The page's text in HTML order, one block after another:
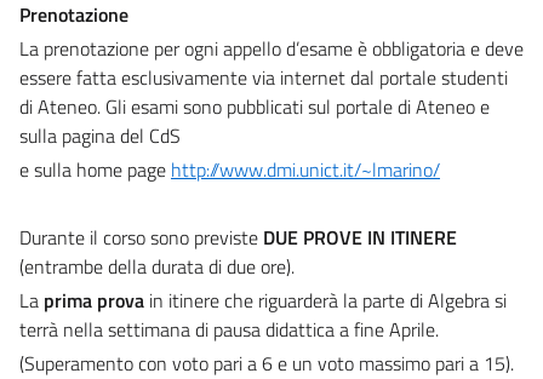
Prenotazione
La prenotazione per ogni appello d’esame è obbligatoria e deve
essere fatta esclusivamente via internet dal portale studenti
di Ateneo. Gli esami sono pubblicati sul portale di Ateneo e
sulla pagina del CdS
e sulla home page http://www.dmi.unict.it/~lmarino/
Durante il corso sono previste DUE PROVE IN ITINERE
(entrambe della durata di due ore).
La prima prova in itinere che riguarderà la parte di Algebra si
terrà nella settimana di pausa didattica a fine Aprile.
(Superamento con voto pari a 6 e un voto massimo pari a 15).